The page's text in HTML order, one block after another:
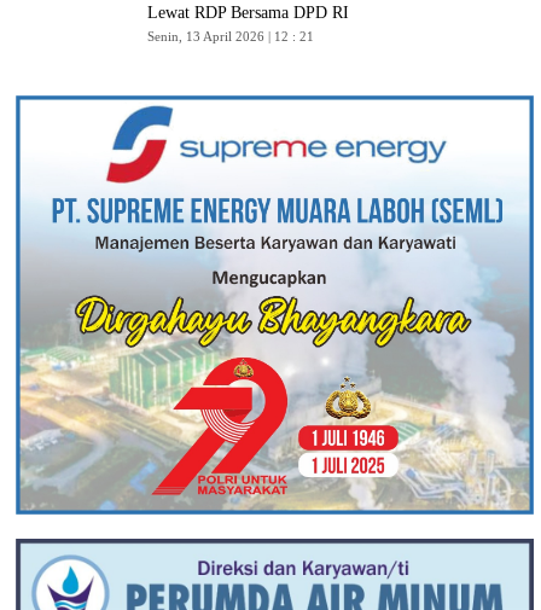
Lewat RDP Bersama DPD RI
Senin, 13 April 2026 | 12 : 21